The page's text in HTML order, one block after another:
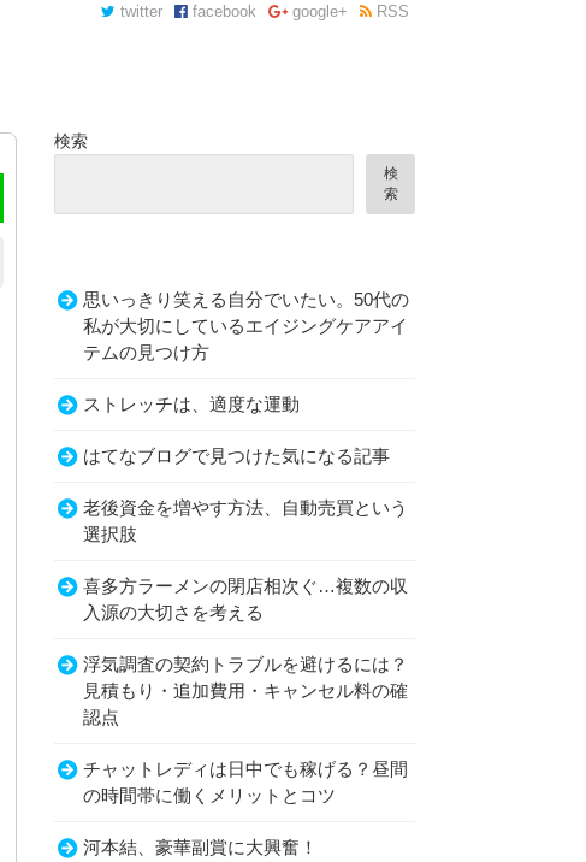
twitter facebook google+ RSS
検索
検
索
思いっきり笑える自分でいたい。50代の
私が大切にしているエイジングケアアイ
テムの見つけ方
ストレッチは、適度な運動
はてなブログで見つけた気になる記事
老後資金を増やす方法、自動売買という
選択肢
喜多方ラーメンの閉店相次ぐ…複数の収
入源の大切さを考える
浮気調査の契約トラブルを避けるには？
見積もり・追加費用・キャンセル料の確
認点
チャットレディは日中でも稼げる？昼間
の時間帯に働くメリットとコツ
河本結、豪華副賞に大興奮！